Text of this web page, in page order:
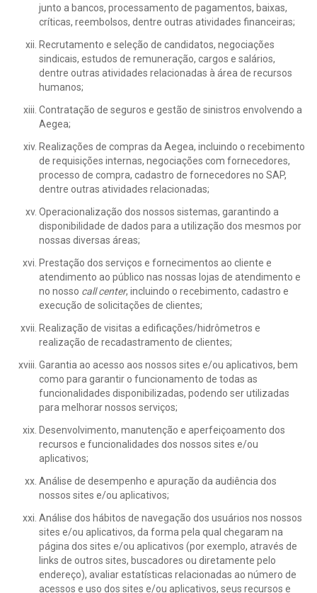
junto a bancos, processamento de pagamentos, baixas,
críticas, reembolsos, dentre outras atividades financeiras;
Recrutamento e seleção de candidatos, negociações
sindicais, estudos de remuneração, cargos e salários,
dentre outras atividades relacionadas à área de recursos
humanos;
Contratação de seguros e gestão de sinistros envolvendo a
Aegea;
Realizações de compras da Aegea, incluindo o recebimento
de requisições internas, negociações com fornecedores,
processo de compra, cadastro de fornecedores no SAP,
dentre outras atividades relacionadas;
Operacionalização dos nossos sistemas, garantindo a
disponibilidade de dados para a utilização dos mesmos por
nossas diversas áreas;
Prestação dos serviços e fornecimentos ao cliente e
atendimento ao público nas nossas lojas de atendimento e
no nosso call center, incluindo o recebimento, cadastro e
execução de solicitações de clientes;
Realização de visitas a edificações/hidrômetros e
realização de recadastramento de clientes;
Garantia ao acesso aos nossos sites e/ou aplicativos, bem
como para garantir o funcionamento de todas as
funcionalidades disponibilizadas, podendo ser utilizadas
para melhorar nossos serviços;
Desenvolvimento, manutenção e aperfeiçoamento dos
recursos e funcionalidades dos nossos sites e/ou
aplicativos;
Análise de desempenho e apuração da audiência dos
nossos sites e/ou aplicativos;
Análise dos hábitos de navegação dos usuários nos nossos
sites e/ou aplicativos, da forma pela qual chegaram na
página dos sites e/ou aplicativos (por exemplo, através de
links de outros sites, buscadores ou diretamente pelo
endereço), avaliar estatísticas relacionadas ao número de
acessos e uso dos sites e/ou aplicativos, seus recursos e